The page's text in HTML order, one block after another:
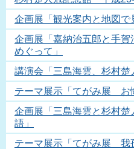
企画展「観光案内と地図で
企画展「嘉納治五郎と手
めぐって」
講演会「三島海雲、杉村楚
テーマ展示「てがみ展 お
企画展「三島海雲と杉村
語」
テーマ展示「てがみ展 我